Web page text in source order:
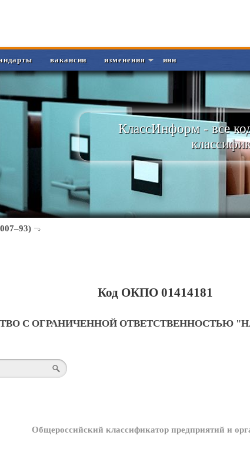
вакансии изменения инн
КлассИнформ - все
Код ОКПО 01414181
С ОГРАНИЧЕННОЙ ОТВЕТСТВЕННОСТЬЮ
Общероссийский классификатор предприятий и